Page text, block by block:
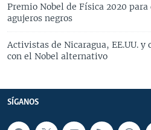
Premio Nobel de Física 2020
agujeros negros
Activistas de Nicaragua, EE.UU. y
con el Nobel alternativo
SÍGANOS